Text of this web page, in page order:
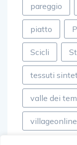
pareggio
piatto
Scicli
tessuti
valle dei
villageonline